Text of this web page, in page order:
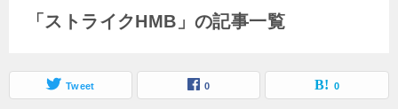
「ストライクHMB」の記事一覧
Tweet 0 0